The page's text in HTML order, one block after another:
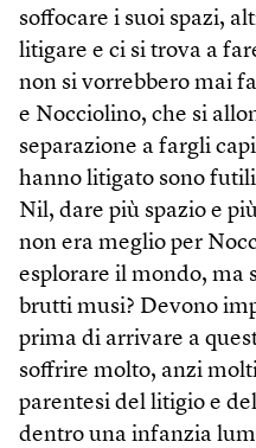
soffocare i suoi spazi,
litigare e ci si trova a
non si vorrebbero mai
e Nocciolino, che si
separazione a fargli
hanno litigato sono
Nil, dare più spazio e
non era meglio per
esplorare il mondo, ma
brutti musi? Devono
prima di arrivare a
soffrire molto, anzi
parentesi del litigio e
dentro una infanzia